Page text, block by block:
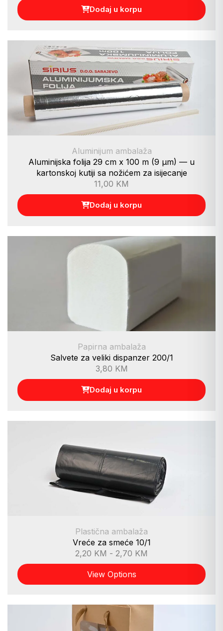
Dodaj u korpu
Aluminijum ambalaža
Aluminijska folija 29 cm x 100 m (9 µm) — u
kartonskoj kutiji sa nožićem za isijecanje
11,00 KM
Dodaj u korpu
Papirna ambalaža
Salvete za veliki dispanzer 200/1
3,80 KM
Dodaj u korpu
Plastična ambalaža
Vreće za smeće 10/1
2,20 KM - 2,70 KM
View Options